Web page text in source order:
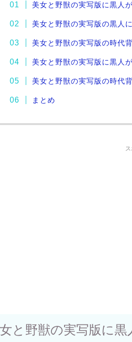
美女と野獣の実写版に黒人
美女と野獣の実写版の黒人
美女と野獣の実写版の時代
美女と野獣の実写版に黒人
美女と野獣の実写版の時代
まとめ
と野獣の実写版に